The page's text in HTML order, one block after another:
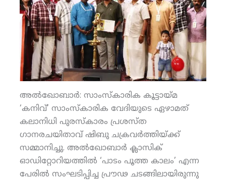
അല്‍ഖോബാര്‍: സാംസ്‌കാരിക കൂട്ടായ്മ
‘കനിവ്’ സാംസ്‌കാരിക വേദിയുടെ ഏഴാമത്
കലാനിധി പുരസ്‌കാരം പ്രശസ്ത
ഗാനരചയിതാവ് ഷിബു ചക്രവര്‍ത്തിയ്ക്ക്
സമ്മാനിച്ചു. അല്‍ഖോബാര്‍ ക്ലാസിക്
ഓഡിറ്റോറിയത്തില്‍ ‘പാടം പൂത്ത കാലം’ എന്ന
പേരില്‍ സംഘടിപ്പിച്ച പ്രൗഢ ചടങ്ങിലായിരുന്നു